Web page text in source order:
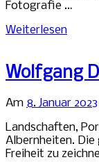
Fotografie …
Weiterlesen
Wolfgang
Am 8. Januar 2023
Landschaften,
Albernheiten. Die
Freiheit zu